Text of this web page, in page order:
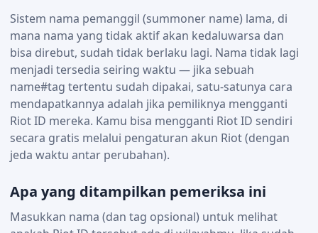
Sistem nama pemanggil (summoner name) lama, di
mana nama yang tidak aktif akan kedaluwarsa dan
bisa direbut, sudah tidak berlaku lagi. Nama tidak lagi
menjadi tersedia seiring waktu — jika sebuah
name#tag tertentu sudah dipakai, satu-satunya cara
mendapatkannya adalah jika pemiliknya mengganti
Riot ID mereka. Kamu bisa mengganti Riot ID sendiri
secara gratis melalui pengaturan akun Riot (dengan
jeda waktu antar perubahan).
Apa yang ditampilkan pemeriksa ini
Masukkan nama (dan tag opsional) untuk melihat